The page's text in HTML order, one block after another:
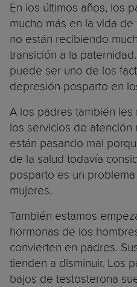
En los últimos años, los
mucho más en la vida
no están recibiendo
transición a la
puede ser uno de los
depresión posparto en
A los padres también
los servicios de atención
están pasando mal
de la salud todavía
posparto es un
mujeres.
También estamos
hormonas de los
convierten en padres.
tienden a disminuir. Los
bajos de testosterona